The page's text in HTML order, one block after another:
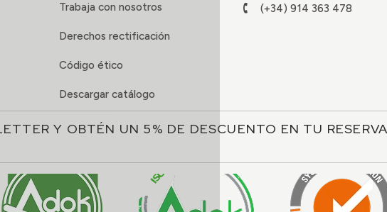
Trabaja con nosotros
Derechos rectificación
Código ético
Descargar catálogo
(+34) 914 363 478
Y OBTÉN UN 5% DE DESCUENTO EN TU RESERVA